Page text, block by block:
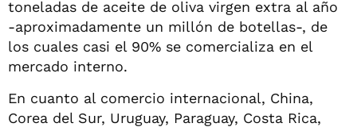
toneladas de aceite de oliva virgen extra al año
-aproximadamente un millón de botellas-, de
los cuales casi el 90% se comercializa en el
mercado interno.
En cuanto al comercio internacional, China,
Corea del Sur, Uruguay, Paraguay, Costa Rica,